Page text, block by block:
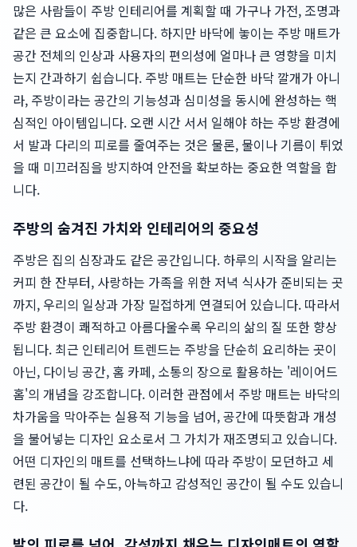
많은 사람들이 주방 인테리어를 계획할 때 가구나 가전, 조명과
같은 큰 요소에 집중합니다. 하지만 바닥에 놓이는 주방 매트가
공간 전체의 인상과 사용자의 편의성에 얼마나 큰 영향을 미치
는지 간과하기 쉽습니다. 주방 매트는 단순한 바닥 깔개가 아니
라, 주방이라는 공간의 기능성과 심미성을 동시에 완성하는 핵
심적인 아이템입니다. 오랜 시간 서서 일해야 하는 주방 환경에
서 발과 다리의 피로를 줄여주는 것은 물론, 물이나 기름이 튀었
을 때 미끄러짐을 방지하여 안전을 확보하는 중요한 역할을 합
니다.
주방의 숨겨진 가치와 인테리어의 중요성
주방은 집의 심장과도 같은 공간입니다. 하루의 시작을 알리는
커피 한 잔부터, 사랑하는 가족을 위한 저녁 식사가 준비되는 곳
까지, 우리의 일상과 가장 밀접하게 연결되어 있습니다. 따라서
주방 환경이 쾌적하고 아름다울수록 우리의 삶의 질 또한 향상
됩니다. 최근 인테리어 트렌드는 주방을 단순히 요리하는 곳이
아닌, 다이닝 공간, 홈 카페, 소통의 장으로 활용하는 '레이어드
홈'의 개념을 강조합니다. 이러한 관점에서 주방 매트는 바닥의
차가움을 막아주는 실용적 기능을 넘어, 공간에 따뜻함과 개성
을 불어넣는 디자인 요소로서 그 가치가 재조명되고 있습니다.
어떤 디자인의 매트를 선택하느냐에 따라 주방이 모던하고 세
련된 공간이 될 수도, 아늑하고 감성적인 공간이 될 수도 있습니
다.